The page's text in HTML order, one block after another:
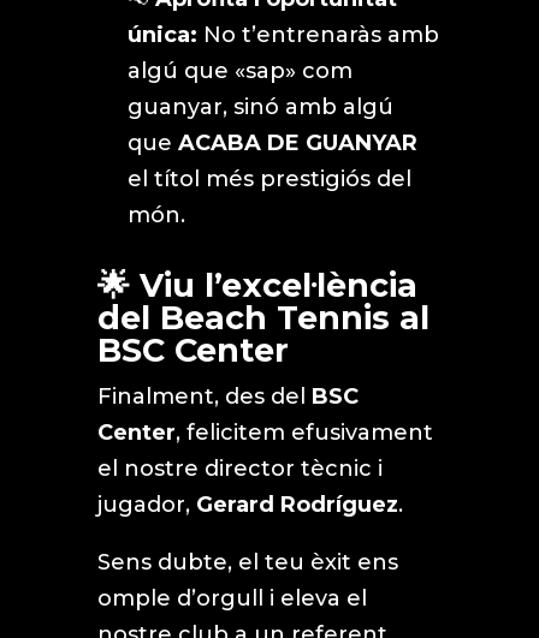
única: No t’entrenaràs amb
algú que «sap» com
guanyar, sinó amb algú
que ACABA DE GUANYAR
el títol més prestigiós del
món.
🌟 Viu l’excel·lència
del Beach Tennis al
BSC Center
Finalment, des del BSC
Center, felicitem efusivament
el nostre director tècnic i
jugador, Gerard Rodríguez.
Sens dubte, el teu èxit ens
omple d’orgull i eleva el